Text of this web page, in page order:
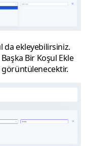
da ekleyebilirsiniz.
Başka Bir Koşul Ekle
görüntülenecektir.